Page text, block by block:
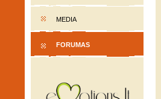
MEDIA
FORUMAS